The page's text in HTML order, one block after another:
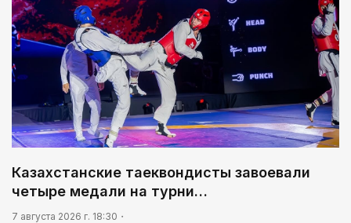
Казахстанские таеквондисты завоевали
четыре медали на турни…
7 августа 2026 г. 18:30